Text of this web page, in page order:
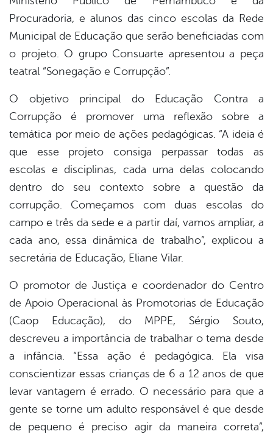
Procuradoria, e alunos das cinco escolas da Rede
Municipal de Educação que serão beneficiadas com
o projeto. O grupo Consuarte apresentou a peça
teatral “Sonegação e Corrupção”.
O objetivo principal do Educação Contra a
Corrupção é promover uma reflexão sobre a
temática por meio de ações pedagógicas. “A ideia é
que esse projeto consiga perpassar todas as
escolas e disciplinas, cada uma delas colocando
dentro do seu contexto sobre a questão da
corrupção. Começamos com duas escolas do
campo e três da sede e a partir daí, vamos ampliar, a
cada ano, essa dinâmica de trabalho”, explicou a
secretária de Educação, Eliane Vilar.
O promotor de Justiça e coordenador do Centro
de Apoio Operacional às Promotorias de Educação
(Caop Educação), do MPPE, Sérgio Souto,
descreveu a importância de trabalhar o tema desde
a infância. “Essa ação é pedagógica. Ela visa
conscientizar essas crianças de 6 a 12 anos de que
levar vantagem é errado. O necessário para que a
gente se torne um adulto responsável é que desde
de pequeno é preciso agir da maneira correta”,